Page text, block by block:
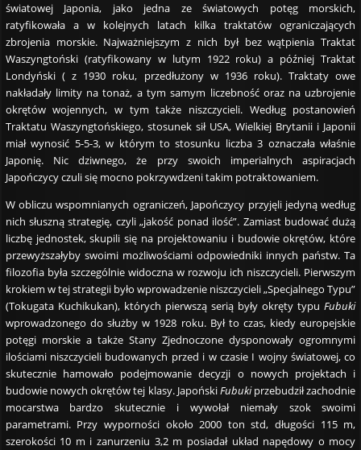
światowej Japonia, jako jedna ze światowych potęg morskich,
ratyfikowała a w kolejnych latach kilka traktatów ograniczających
zbrojenia morskie. Najważniejszym z nich był bez wątpienia Traktat
Waszyngtoński (ratyfikowany w lutym 1922 roku) a później Traktat
Londyński ( z 1930 roku, przedłużony w 1936 roku). Traktaty owe
nakładały limity na tonaż, a tym samym liczebność oraz na uzbrojenie
okrętów wojennych, w tym także niszczycieli. Według postanowień
Traktatu Waszyngtońskiego, stosunek sił USA, Wielkiej Brytanii i Japonii
miał wynosić 5-5-3, w którym to stosunku liczba 3 oznaczała właśnie
Japonię. Nic dziwnego, że przy swoich imperialnych aspiracjach
Japończycy czuli się mocno pokrzywdzeni takim potraktowaniem.
W obliczu wspomnianych ograniczeń, Japończycy przyjęli jedyną według
nich słuszną strategię, czyli „jakość ponad ilość”. Zamiast budować dużą
liczbę jednostek, skupili się na projektowaniu i budowie okrętów, które
przewyższałyby swoimi możliwościami odpowiedniki innych państw. Ta
filozofia była szczególnie widoczna w rozwoju ich niszczycieli. Pierwszym
krokiem w tej strategii było wprowadzenie niszczycieli „Specjalnego Typu”
(Tokugata Kuchikukan), których pierwszą serią były okręty typuFubuki
wprowadzonego do służby w 1928 roku. Był to czas, kiedy europejskie
potęgi morskie a także Stany Zjednoczone dysponowały ogromnymi
ilościami niszczycieli budowanych przed i w czasie I wojny światowej, co
skutecznie hamowało podejmowanie decyzji o nowych projektach i
budowie nowych okrętów tej klasy. JapońskiFubukiprzebudził zachodnie
mocarstwa bardzo skutecznie i wywołał niemały szok swoimi
parametrami. Przy wyporności około 2000 ton std, długości 115 m,
szerokości 10 m i zanurzeniu 3,2 m posiadał układ napędowy o mocy